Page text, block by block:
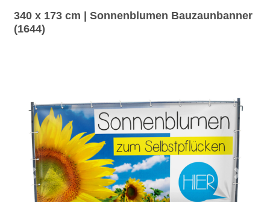
340 x 173 cm | Sonnenblumen Bauzaunbanner
(1644)
Previous Next